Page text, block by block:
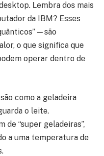
Lembra dos mais
da IBM? Esses
o que significa que
operar dentro de
como a geladeira
o leite.
de “super geladeiras”,
a uma temperatura de